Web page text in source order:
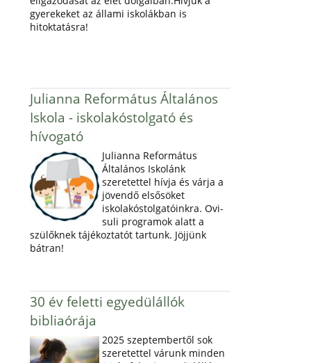
gyerekeket az állami iskolákban is
hitoktatásra!
Julianna Református Általános
Iskola - iskolakóstolgató és
hívogató
Julianna Református
Általános Iskolánk
szeretettel hívja és várja a
jövendő elsősöket
iskolakóstolgatóinkra. Ovi-
suli programok alatt a
szülőknek tájékoztatót tartunk. Jöjjünk
bátran!
30 év feletti egyedülállók
bibliaórája
2025 szeptembertől sok
szeretettel várunk minden